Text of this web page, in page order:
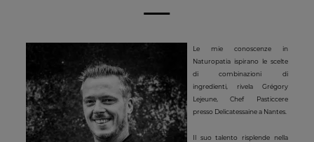
Le mie conoscenze in
Naturopatia ispirano le scelte
di combinazioni di
ingredienti, rivela Grégory
Lejeune, Chef Pasticcere
presso Delicatessaine a Nantes.
Il suo talento risplende nella